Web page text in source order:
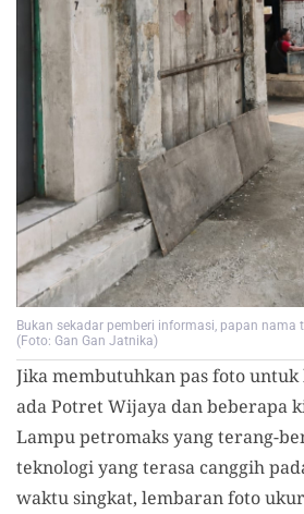
Bukan sekadar pemberi informasi, papan nama
(Foto: Gan Gan Jatnika)
Jika membutuhkan pas foto
ada Potret Wijaya dan beberapa
Lampu petromaks yang terang-
teknologi yang terasa canggih
waktu singkat, lembaran foto